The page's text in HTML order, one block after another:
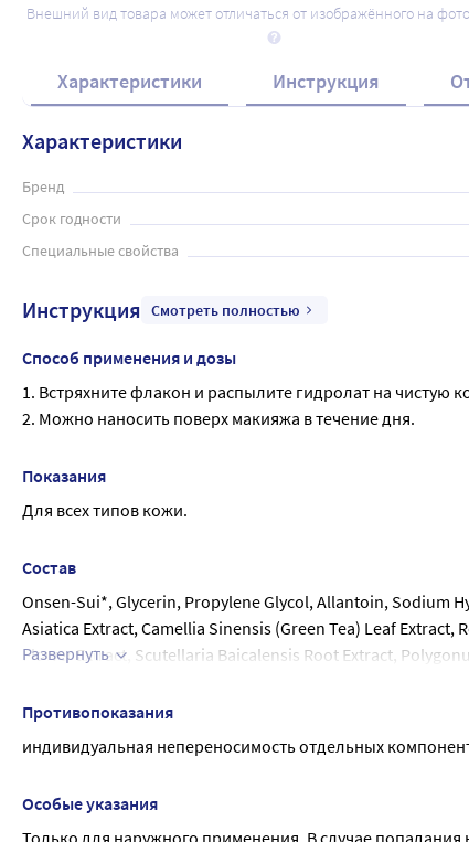
Внешний вид товара может отличаться от изображённого на
Характеристики Инструкция
Характеристики
Бренд
Срок годности
Специальные свойства
Инструкция Смотреть полностью
Способ применения и дозы
1. Встряхните флакон и распылите гидролат на чистую
2. Можно наносить поверх макияжа в течение дня.
Показания
Для всех типов кожи.
Состав
Onsen-Sui*, Glycerin, Propylene Glycol, Allantoin, Sodium
Asiatica Extract, Camellia Sinensis (Green Tea) Leaf
Flower Extract, Scutellaria Baicalensis Root Extract,
Phenoxyethanol, Methylparaben, Ethylhexylglycerin.
Развернуть
Противопоказания
индивидуальная непереносимость отдельных
Особые указания
Только для наружного применения. В случае